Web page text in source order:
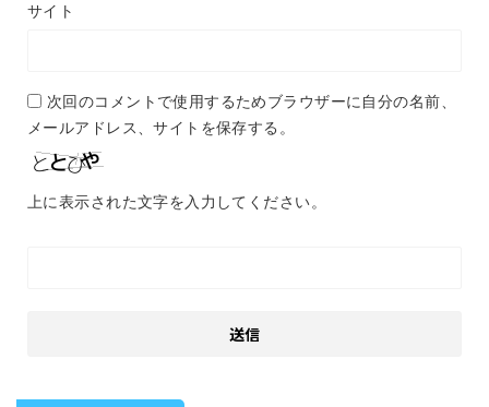
サイト
次回のコメントで使用するためブラウザーに自分の名前、
メールアドレス、サイトを保存する。
上に表示された文字を入力してください。